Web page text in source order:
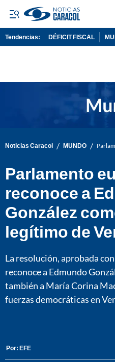
Tendencias: DÉFICIT FISCAL
Noticias Caracol / MUNDO /
Parlamento
reconoce a
González
legítimo de
La resolución, aprobada
reconoce a Edmundo
también a María Corina
fuerzas democráticas en
Por: EFE